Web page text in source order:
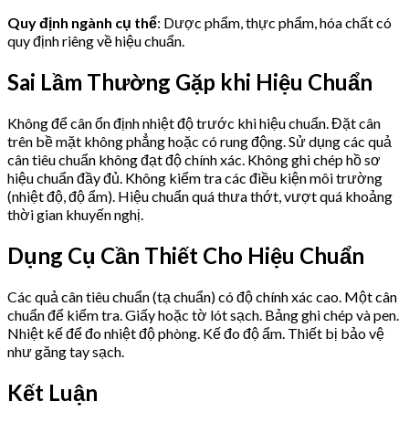
Quy định ngành cụ thể: Dược phẩm, thực phẩm, hóa chất có
quy định riêng về hiệu chuẩn.
Sai Lầm Thường Gặp khi Hiệu Chuẩn
Không để cân ổn định nhiệt độ trước khi hiệu chuẩn. Đặt cân
trên bề mặt không phẳng hoặc có rung động. Sử dụng các quả
cân tiêu chuẩn không đạt độ chính xác. Không ghi chép hồ sơ
hiệu chuẩn đầy đủ. Không kiểm tra các điều kiện môi trường
(nhiệt độ, độ ẩm). Hiệu chuẩn quá thưa thớt, vượt quá khoảng
thời gian khuyến nghị.
Dụng Cụ Cần Thiết Cho Hiệu Chuẩn
Các quả cân tiêu chuẩn (tạ chuẩn) có độ chính xác cao. Một cân
chuẩn để kiểm tra. Giấy hoặc tờ lót sạch. Bảng ghi chép và pen.
Nhiệt kế để đo nhiệt độ phòng. Kế đo độ ẩm. Thiết bị bảo vệ
như găng tay sạch.
Kết Luận